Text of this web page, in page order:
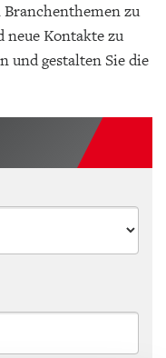
Branchenthemen zu
neue Kontakte zu
und gestalten Sie die